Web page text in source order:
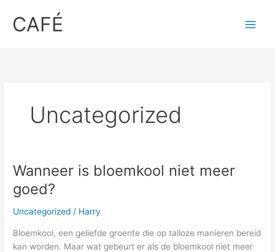
contentCAFÉ
Uncategorized
Wanneer is bloemkool niet meer
goed?
Uncategorized / Harry
Bloemkool, een ⁣geliefde groente die op talloze manieren bereid
kan worden. Maar wat gebeurt er als de​ bloemkool niet meer
Wanneer
bloemkool
niet
goed?